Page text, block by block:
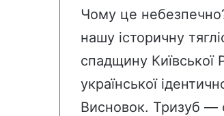
Чому це
нашу історичну
спадщину Київської
української
Висновок. Тризуб —